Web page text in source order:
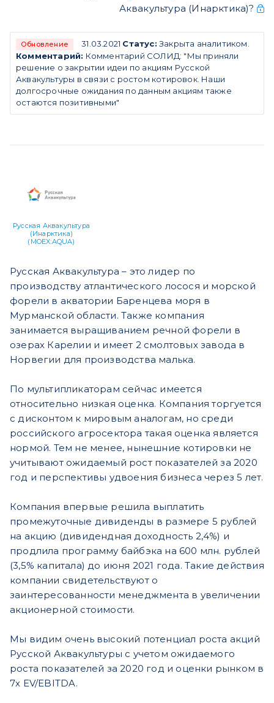
Аквакультура (Инарктика)?
Обновление 31.03.2021 Статус: Закрыта аналитиком.
Комментарий: Комментарий СОЛИД: "Мы приняли
решение о закрытии идеи по акциям Русской
Аквакультуры в связи с ростом котировок. Наши
долгосрочные ожидания по данным акциям также
остаются позитивными"
Русская Аквакультура
(Инарктика)
(MOEX:AQUA)
Русская Аквакультура – это лидер по
производству атлантического лосося и морской
форели в акватории Баренцева моря в
Мурманской области. Также компания
занимается выращиванием речной форели в
озерах Карелии и имеет 2 смолтовых завода в
Норвегии для производства малька.
По мультипликаторам сейчас имеется
относительно низкая оценка. Компания торгуется
с дисконтом к мировым аналогам, но среди
российского агросектора такая оценка является
нормой. Тем не менее, нынешние котировки не
учитывают ожидаемый рост показателей за 2020
год и перспективы удвоения бизнеса через 5 лет.
Компания впервые решила выплатить
промежуточные дивиденды в размере 5 рублей
на акцию (дивидендная доходность 2,4%) и
продлила программу байбэка на 600 млн. рублей
(3,5% капитала) до июня 2021 года. Такие действия
компании свидетельствуют о
заинтересованности менеджмента в увеличении
акционерной стоимости.
Мы видим очень высокий потенциал роста акций
Русской Аквакультуры с учетом ожидаемого
роста показателей за 2020 год и оценки рынком в
7х EV/EBITDA.